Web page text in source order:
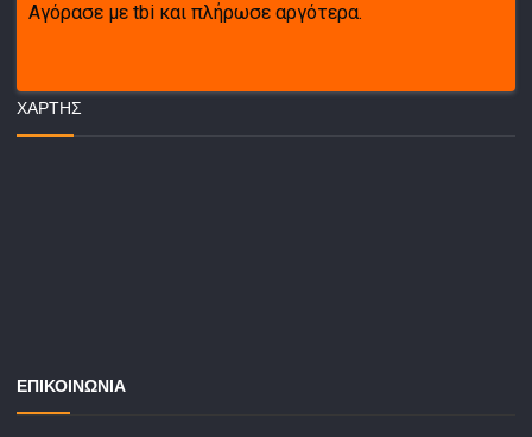
Αγόρασε με tbi και πλήρωσε αργότερα.
ΧΆΡΤΗΣ
ΕΠΙΚΟΙΝΩΝΙΑ